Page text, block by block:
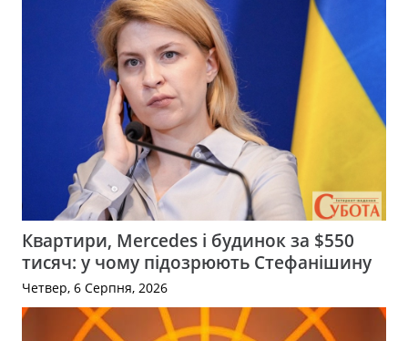
Квартири, Mercedes і будинок за $550
тисяч: у чому підозрюють Стефанішину
Четвер, 6 Серпня, 2026